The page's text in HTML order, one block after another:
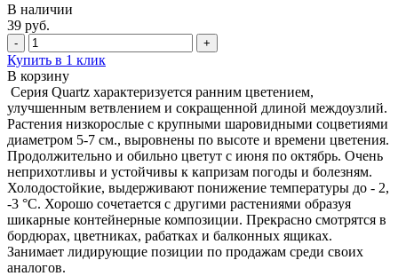
В наличии
39 руб.
- +
Купить в 1 клик
В корзину
Серия Quartz характеризуется ранним цветением,
улучшенным ветвлением и сокращенной длиной междоузлий.
Растения низкорослые с крупными шаровидными соцветиями
диаметром 5-7 см., выровнены по высоте и времени цветения.
Продолжительно и обильно цветут с июня по октябрь. Очень
неприхотливы и устойчивы к капризам погоды и болезням.
Холодостойкие, выдерживают понижение температуры до - 2,
-3 °С. Хорошо сочетается с другими растениями образуя
шикарные контейнерные композиции. Прекрасно смотрятся в
бордюрах, цветниках, рабатках и балконных ящиках.
Занимает лидирующие позиции по продажам среди своих
аналогов.